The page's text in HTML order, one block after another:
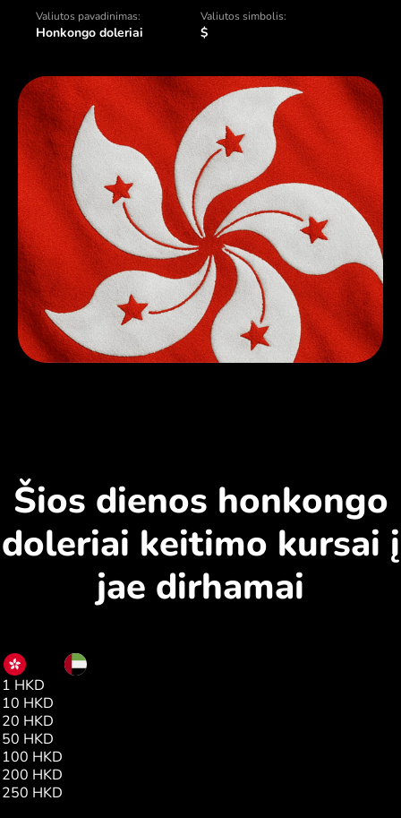
Valiutos pavadinimas:
Honkongo doleriai
Valiutos simbolis:
$
Šios dienos honkongo
doleriai keitimo kursai į
jae dirhamai
1 HKD
10 HKD
20 HKD
50 HKD
100 HKD
200 HKD
250 HKD